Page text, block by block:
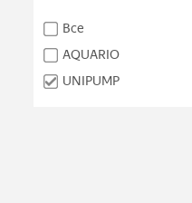
Все
AQUARIO
UNIPUMP